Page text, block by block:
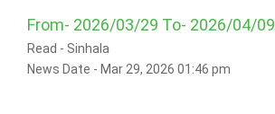
From- 2026/03/29 To- 2026/04/09
Read - Sinhala
News Date - Mar 29, 2026 01:46 pm